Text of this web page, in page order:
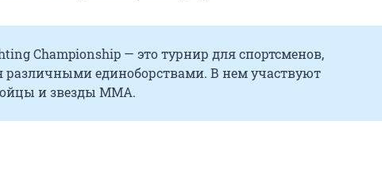
Championship — это турнир для спортсменов,
единоборствами. В нем участвуют
и звезды ММА.